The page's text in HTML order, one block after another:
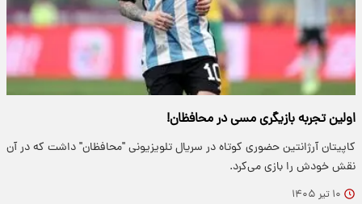
اولین تجربه بازیگری مسی در محافظان!
کاپیتان آرژانتین حضوری کوتاه در سریال تلویزیونی "محافظان" داشت که در آن
نقش خودش را بازی می‌کرد.
۱۰ تیر ۱۴۰۵